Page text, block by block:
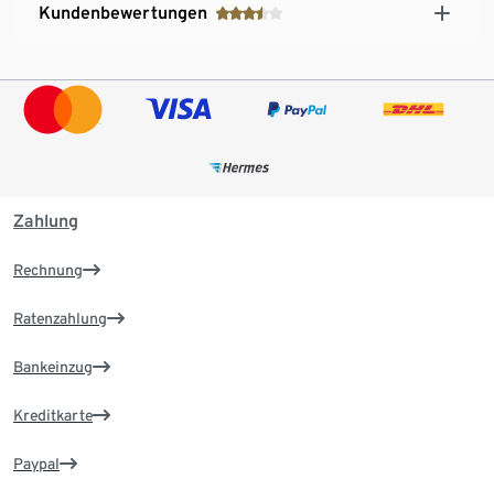
Kundenbewertungen
Zahlung
Rechnung
Ratenzahlung
Bankeinzug
Kreditkarte
Paypal